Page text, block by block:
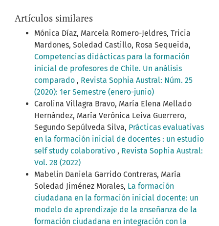
Artículos similares
Mónica Díaz, Marcela Romero-Jeldres, Tricia
Mardones, Soledad Castillo, Rosa Sequeida,
Competencias didácticas para la formación
inicial de profesores de Chile. Un análisis
comparado , Revista Sophia Austral: Núm. 25
(2020): 1er Semestre (enero-junio)
Carolina Villagra Bravo, María Elena Mellado
Hernández, María Verónica Leiva Guerrero,
Segundo Sepúlveda Silva, Prácticas evaluativas
en la formación inicial de docentes : un estudio
self study colaborativo , Revista Sophia Austral:
Vol. 28 (2022)
Mabelin Daniela Garrido Contreras, María
Soledad Jiménez Morales, La formación
ciudadana en la formación inicial docente: un
modelo de aprendizaje de la enseñanza de la
formación ciudadana en integración con la